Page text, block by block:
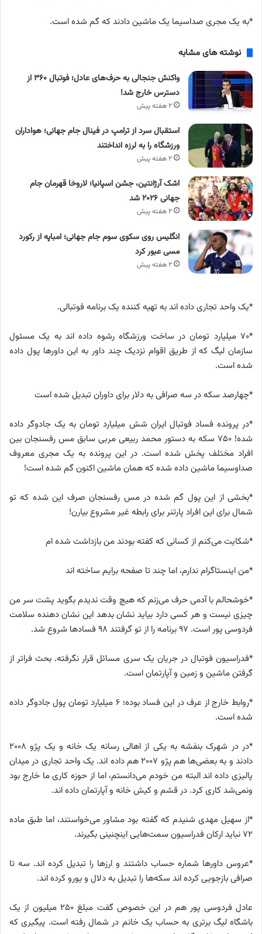
*به یک مجری صداسیما یک ماشین دادند که گم شده است.
نوشته های مشابه
واکنش جنجالی به حرف‌های عادل؛ فوتبال ۳۶۰ از
دسترس خارج شد!
۲ هفته پیش
استقبال سرد از ترامپ در فینال جام جهانی؛ هواداران
ورزشگاه را به لرزه انداختند
۲ هفته پیش
اشک آرژانتین، جشن اسپانیا؛ لاروخا قهرمان جام
جهانی ۲۰۲۶ شد
۲ هفته پیش
انگلیس روی سکوی سوم جام جهانی؛ امباپه از رکورد
مسی عبور کرد
۲ هفته پیش
*یک واحد تجاری داده اند به تهیه کننده یک برنامه فوتبالی.
*۷۰ میلیارد تومان در ساخت ورزشگاه رشوه داده اند به یک مسئول
سازمان لیگ که از طریق اقوام نزدیک چند داور به این داور‌ها پول داده
شده است.
*چهارصد سکه در سه صرافی به دلار برای داوران تبدیل شده است
*در پرونده فساد فوتبال ایران شش میلیارد تومان به یک جادوگر داده
شده! ۷۵۰ سکه به دستور محمد ربیعی مربی سابق مس رفسنجان بین
افراد مختلف پخش شده است. در این پرونده به یک مجری معروف
صداوسیما ماشین داده شده که همان ماشین اکنون گم شده است!
*بخشی از این پول گم شده در مس رفسنجان صرف این شده که تو
شمال برای این افراد پارتنر برای رابطه غیر مشروع بیارن!
*شکایت می‌کنم از کسانی که کفته بودند من بازداشت شده ام
*من اینستاگرام ندارم، اما چند تا صفحه برایم ساخته اند
*خوشحالم با آدمی حرف می‌زنم که هیچ وقت ندیدم بگوید پشت سر من
چیزی نیست و هر کسی دارد بیاید نشان بدهد این نشان دهنده سلامت
فردوسی پور است. ۹۷ برنامه را از تو گرفتند ۹۸ فساد‌ها شروع شد.
*فدراسیون فوتبال در جریان یک سری مسائل قرار نگرفته. بحث فراتر از
گرفتن ماشین و زمین و آپارتمان است.​
*روابط خارج از عرف در این فساد بوده؛ ۶ میلیارد تومان پول جادوگر داده
شده است.
*در در شهرک بنفشه به یکی از اهالی رسانه یک خانه و یک پژو ۲۰۰۸
دادند و به بعضی‌ها هم پژو ۲۰۰۷ هم داده اند. یک واحد تجاری در میدان
پالیزی داده اند البته من خودم می‌دانستم، اما از حوزه کاری ما خارج بود
ونمی‌شد کاری کرد. در قشم و کیش خانه و آپارتمان داده اند.
*از سهیل مهدی شنیدم که گفته بود مشاور می‌خواستند، اما طبق ماده
۷۲ نباید ارکان فدراسیون سمت‌هایی اینچنینی بگیرند.
*عروس داور‌ها شماره حساب داشتند و ارز‌ها را تبدیل کرده اند. سه تا
صرافی بازجویی کرده اند سکه‌ها را تبدیل به دلال و یورو کرده اند.
عادل فردوسی پور هم در این خصوص گفت مبلغ ۲۵۰ میلیون از یک
باشگاه لیگ برتری به حساب یک خانم در شمال رفته است. پیگیری که